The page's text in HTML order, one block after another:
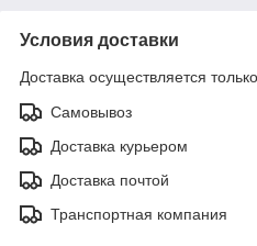
Условия доставки
Доставка осуществляется
Самовывоз
Доставка курьером
Доставка почтой
Транспортная компания